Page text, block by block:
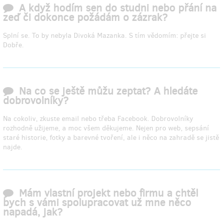
A když hodím sen do studni nebo přání na
zeď či dokonce požádám o zázrak?
Splní se. To by nebyla Divoká Mazanka. S tím vědomím: přejte si
Dobře.
Na co se ještě můžu zeptat? A hledáte
dobrovolníky?
Na cokoliv, zkuste email nebo třeba Facebook. Dobrovolníky
rozhodně užijeme, a moc všem děkujeme. Nejen pro web, sepsání
staré historie, fotky a barevné tvoření, ale i něco na zahradě se jistě
najde.
Mám vlastní projekt nebo firmu a chtěl
bych s vámi spolupracovat už mne něco
napadá, jak?